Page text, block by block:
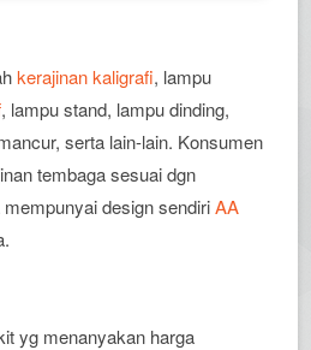
kerajinan kaligrafi, lampu
, lampu stand, lampu dinding,
serta lain-lain. Konsumen
tembaga sesuai dgn
design sendiriAA
yg menanyakan harga